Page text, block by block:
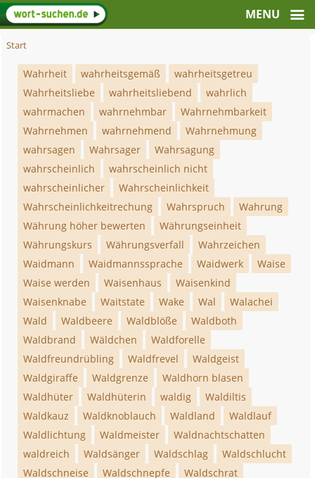
Start
Wahrheit wahrheitsgemäß
wahrheitsgetreu
Wahrheitsliebe
wahrheitsliebend
wahrlich
wahrmachen
wahrnehmbar
Wahrnehmbarkeit
Wahrnehmen
wahrnehmend
Wahrnehmung
wahrsagen
Wahrsager
Wahrsagung
wahrscheinlich
wahrscheinlich nicht
wahrscheinlicher
Wahrscheinlichkeit
Wahrscheinlichkeitrechung
Wahrspruch
Wahrung
Währung höher bewerten
Währungseinheit
Währungskurs
Währungsverfall
Wahrzeichen
Waidmann
Waidmannssprache Waidwerk
Waise
Waise werden
Waisenhaus
Waisenkind
Waisenknabe
Waitstate Wake Wal
Walachei
Wald
Waldbeere Waldblöße
Waldboth
Waldbrand
Wäldchen
Waldforelle
Waldfreundrübling
Waldfrevel
Waldgeist
Waldgiraffe
Waldgrenze
Waldhorn blasen
Waldhüter
Waldhüterin waldig
Waldiltis
Waldkauz
Waldknoblauch Waldland
Waldlauf
Waldlichtung
Waldmeister
Waldnachtschatten
waldreich
Waldsänger Waldschlag
Waldschlucht
Waldschneise
Waldschnepfe
Waldschrat